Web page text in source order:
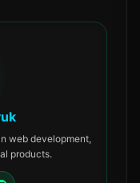
web development,
products.